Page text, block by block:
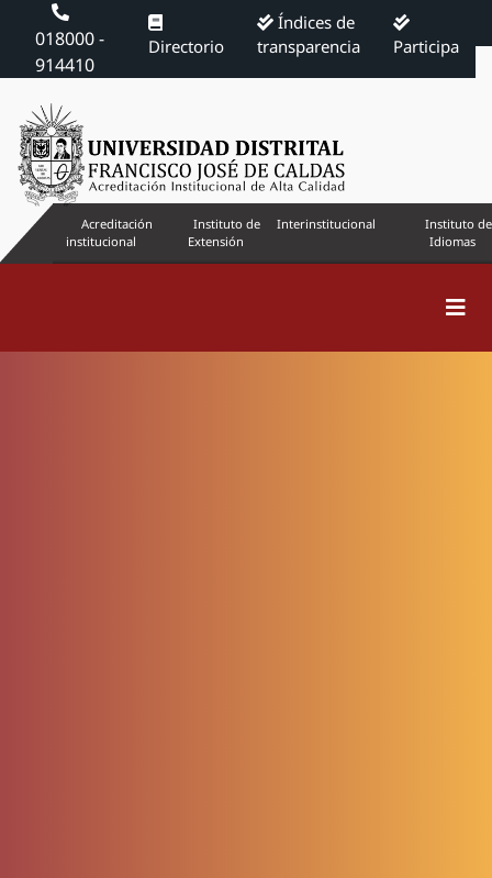
018000 -
914410
Directorio
Índices de
transparencia
Participa
Acreditación
institucional
Instituto de
Extensión
Interinstitucional
Instituto de
Idiomas